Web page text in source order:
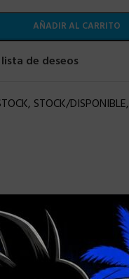
AÑADIR AL CARRITO
de deseos
, STOCK/DISPONIBLE,